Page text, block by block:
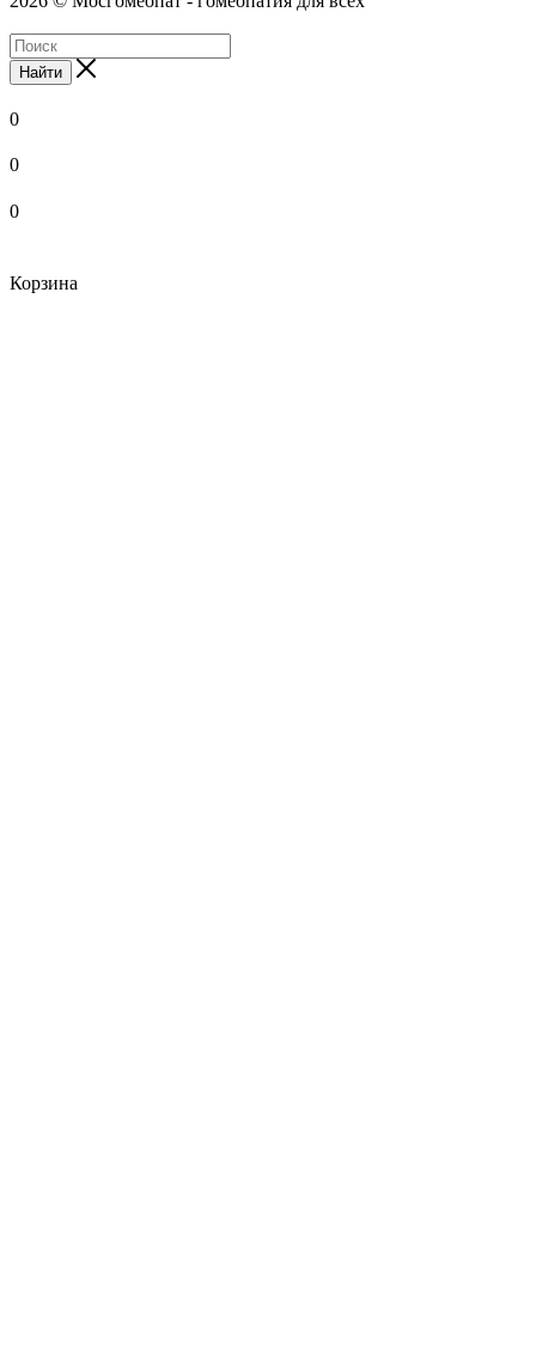
Найти
0
0
0
Корзина